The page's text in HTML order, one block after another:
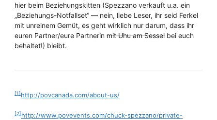
hier beim Beziehungskitten (Spezzano verkauft u.a. ein
„Beziehungs-Notfallset“ — nein, liebe Leser, ihr seid Ferkel
mit unreinem Gemüt, es geht wirklich nur darum, dass ihr
euren Partner/eure Partnerin mit Uhu am Sessel bei euch
behaltet!) bleibt.
[1] http://povcanada.com/about-us/
[2] http://www.povevents.com/chuck-spezzano/private-